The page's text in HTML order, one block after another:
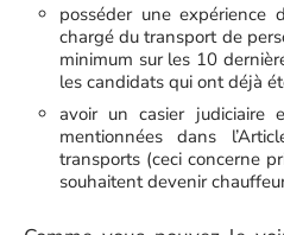
posséder une expérience
chargé du transport de
minimum sur les 10
les candidats qui ont déjà
avoir un casier judiciaire
mentionnées dans
transports (ceci concerne
souhaitent devenir